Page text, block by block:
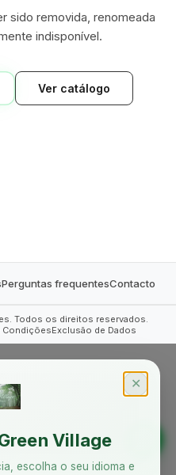
sido removida, renomeada
indisponível.
Ver catálogo
Perguntas frequentesContacto
Todos os direitos reservados.
CondiçõesExclusão de Dados
✕
Village
escolha o seu idioma e